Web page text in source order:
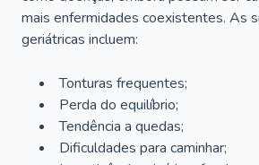
mais enfermidades coexistentes. As
geriátricas incluem:
Tonturas frequentes;
Perda do equilíbrio;
Tendência a quedas;
Dificuldades para caminhar;